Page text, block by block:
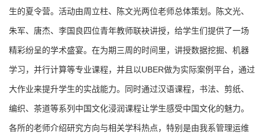
生的夏令营。活动由周立柱、陈文光两位老师总体策划。陈文光、
朱军、唐杰、李国良四位青年教师联袂讲授，给学生们提供了一场
精彩纷呈的学术盛宴。在为期三周的时间里，讲授数据挖掘、机器
学习，并行计算等专业课程，并且以UBER做为实际案例平台，通过
大作业来提升学生的实战能力。同时通过汉语课程，书法、剪纸、
编织、茶道等系列中国文化浸润课程让学生感受中国文化的魅力。
各所的老师介绍研究方向与相关学科热点，特别是由我系管理运维